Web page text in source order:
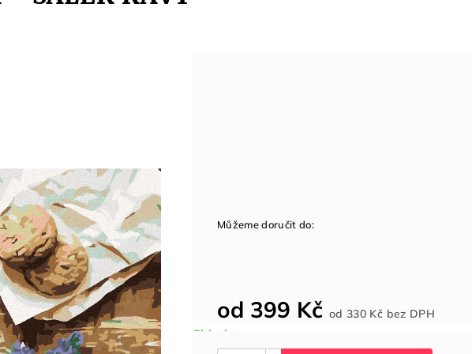
od 399 Kč od330 Kč bez DPHcena:
Můžeme doručit do: